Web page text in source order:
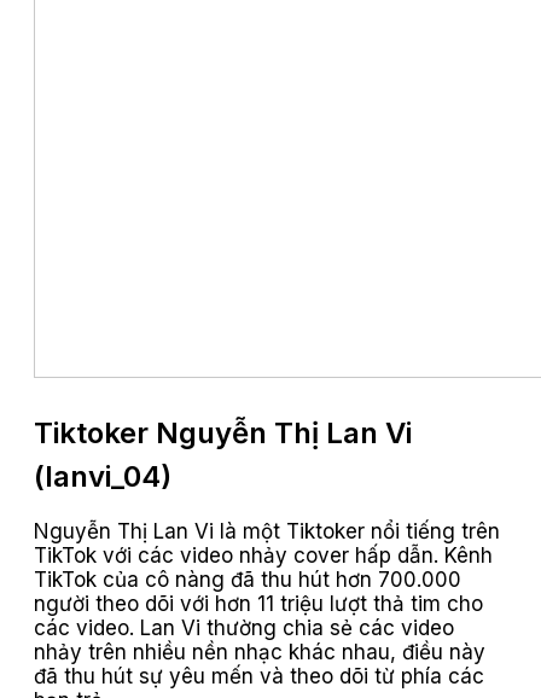
Tiktoker Nguyễn Thị Lan Vi
(lanvi_04)
Nguyễn Thị Lan Vi là một Tiktoker nổi tiếng trên
TikTok với các video nhảy cover hấp dẫn. Kênh
TikTok của cô nàng đã thu hút hơn 700.000
người theo dõi với hơn 11 triệu lượt thả tim cho
các video. Lan Vi thường chia sẻ các video
nhảy trên nhiều nền nhạc khác nhau, điều này
đã thu hút sự yêu mến và theo dõi từ phía các